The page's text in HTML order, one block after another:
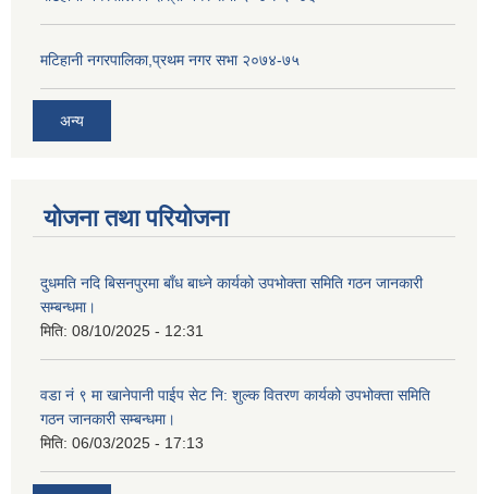
मटिहानी नगरपालिका,प्रथम नगर सभा २०७४-७५
अन्य
योजना तथा परियोजना
दुधमति नदि बिसनपुरमा बाँध बाध्ने कार्यको उपभोक्ता समिति गठन जानकारी
सम्बन्धमा।
मिति: 08/10/2025 - 12:31
वडा नं ९ मा खानेपानी पाईप सेट नि: शुल्क वितरण कार्यको उपभोक्ता समिति
गठन जानकारी सम्बन्धमा।
मिति: 06/03/2025 - 17:13